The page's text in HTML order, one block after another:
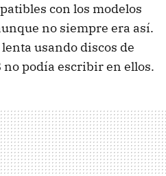
con los modelos
no siempre era así.
usando discos de
no podía escribir en ellos.